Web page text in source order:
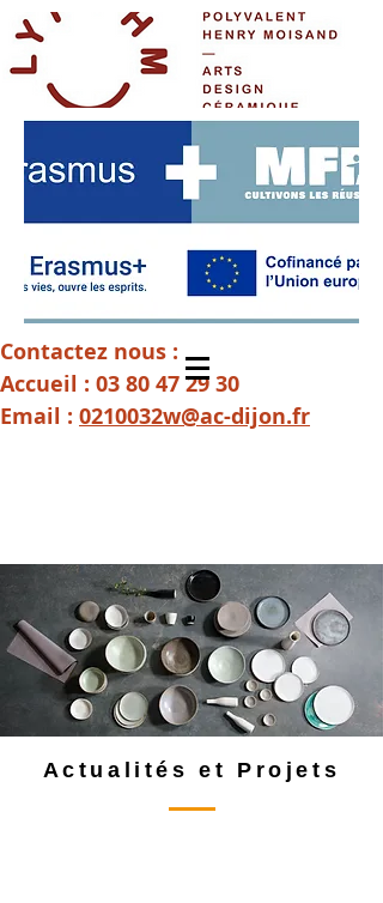
Contactez nous :
Accueil : 03 80 47 29 30
Email : 0210032w@ac-dijon.fr
Actualités et Projets